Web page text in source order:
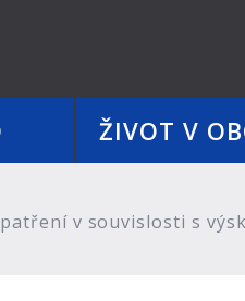
ŽIVOT V
v souvislosti s